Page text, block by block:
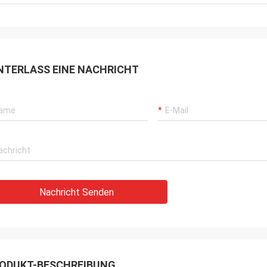
EINE NACHRICHT
Nachricht Senden